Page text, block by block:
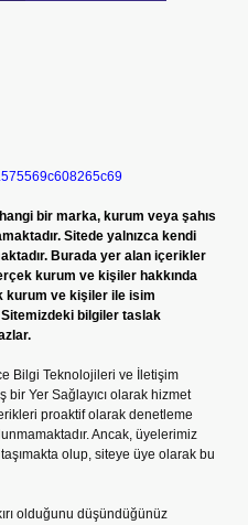
bir marka, kurum veya şahıs
Sitede yalnızca kendi
Burada yer alan içerikler
kurum ve kişiler hakkında
kurum ve kişiler ile isim
bilgiler taslak
Bilgi Teknolojileri ve İletişim
bir Yer Sağlayıcı olarak hizmet
proaktif olarak denetleme
Ancak, üyelerimiz
olup, siteye üye olarak bu
olduğunu düşündüğünüz